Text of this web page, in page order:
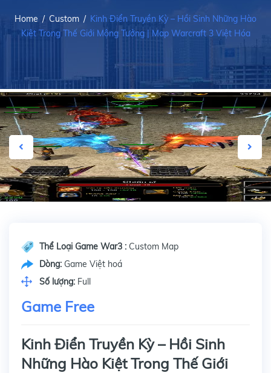
Home / Custom / Kinh Điển Truyền Kỳ – Hồi Sinh Những Hào
Kiệt Trong Thế Giới Mộng Tưởng | Map Warcraft 3 Việt Hóa
Thể Loại Game War3 : Custom Map
Dòng: Game Việt hoá
Số lượng: Full
Game Free
Kinh Điển Truyền Kỳ – Hồi Sinh
Những Hào Kiệt Trong Thế Giới